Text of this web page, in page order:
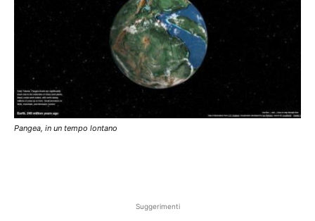
Pangea, in un tempo lontano
Suggerimenti